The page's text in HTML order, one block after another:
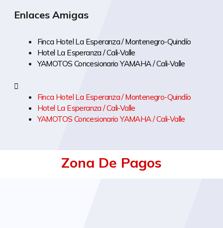
Enlaces Amigas
Finca Hotel La Esperanza / Montenegro-Quindío
Hotel La Esperanza / Cali-Valle
YAMOTOS Concesionario YAMAHA / Cali-Valle
Finca Hotel La Esperanza / Montenegro-Quindío
Hotel La Esperanza / Cali-Valle
YAMOTOS Concesionario YAMAHA / Cali-Valle
Zona De Pagos